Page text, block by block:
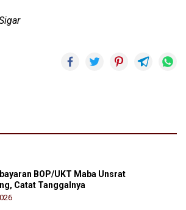
BOP/UKT Maba Unsrat
Catat Tanggalnya